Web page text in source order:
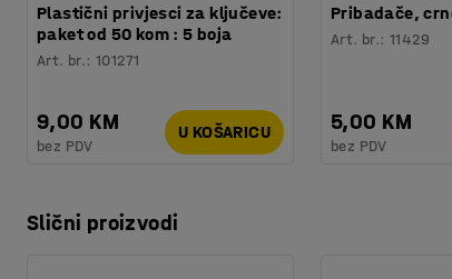
Plastični privjesci za ključeve:
paket od 50 kom : 5 boja
Art. br.:101271
9,00 KM
bez PDV
U KOŠARICU
Pribadače,
Art. br.:11429
5,00 KM
bez PDV
Slični proizvodi